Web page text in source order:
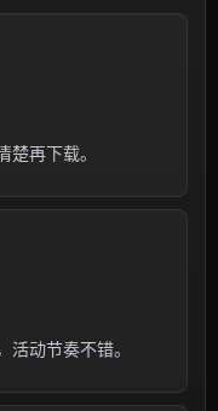
再下载。
动节奏不错。